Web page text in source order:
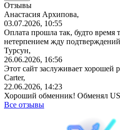
Отзывы
Анастасия Архипова,
03.07.2026, 10:55
Оплата прошла так, будто время
нетерпением жду
Турсун,
26.06.2026, 16:56
Этот сайт заслуживает хорошей
Carter,
22.06.2026, 14:23
Хороший обменник! Обменял
Все отзывы